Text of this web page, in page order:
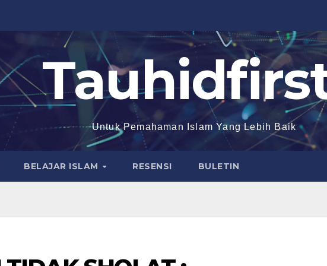
Untuk Pemahaman Islam Yang Lebih Baik
BELAJAR ISLAM RESENSI BULETIN